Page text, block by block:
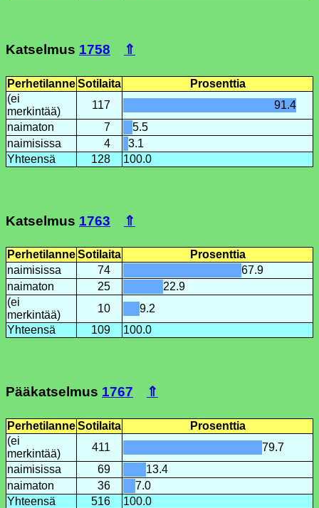
Katselmus 1758 ⇑
PerhetilanneSotilaita
Prosenttia
(ei
merkintää)
117
91.4
naimaton
7
5.5
naimisissa
4
3.1
Yhteensä
128 100.0
Katselmus 1763 ⇑
PerhetilanneSotilaita
Prosenttia
naimisissa
74
67.9
naimaton
25
22.9
(ei
merkintää)
10
9.2
Yhteensä
109 100.0
Pääkatselmus 1767 ⇑
PerhetilanneSotilaita
Prosenttia
(ei
merkintää)
411
79.7
naimisissa
69
13.4
naimaton
36
7.0
Yhteensä
516 100.0